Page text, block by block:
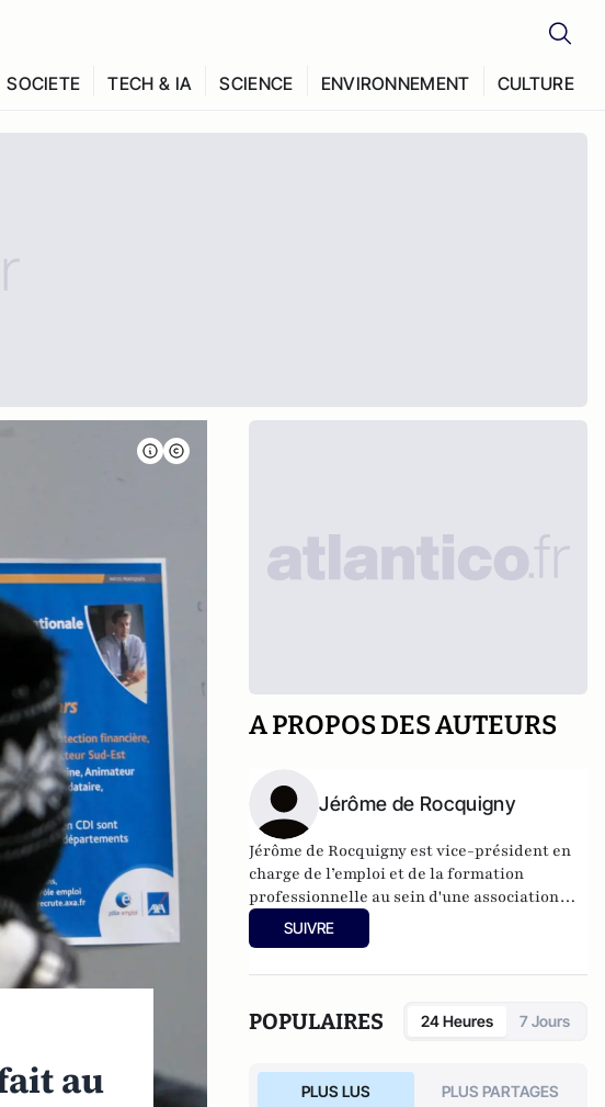
SOCIETE TECH & IA SCIENCE ENVIRONNEMENT CULTURE
au
A PROPOS DES AUTEURS
Jérôme de Rocquigny
Jérôme de Rocquigny est vice-président en
charge de l’emploi et de la formation
professionnelle au sein d'une association
patronale, le
Cerf
des projets de formation professionnelle.
SUIVRE
POPULAIRES 24 Heures 7 Jours
PLUS LUS PLUS PARTAGES